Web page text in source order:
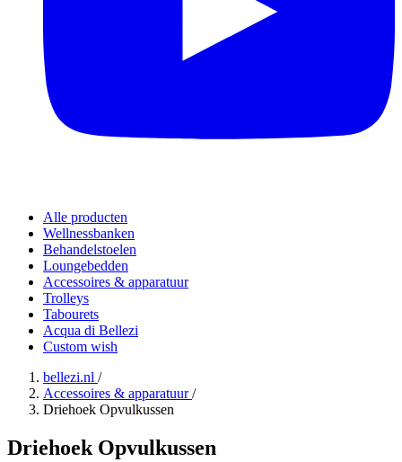
Alle producten
Wellnessbanken
Behandelstoelen
Loungebedden
Accessoires & apparatuur
Trolleys
Tabourets
Acqua di Bellezi
Custom wish
bellezi.nl /
Accessoires & apparatuur/
Driehoek Opvulkussen
Driehoek Opvulkussen